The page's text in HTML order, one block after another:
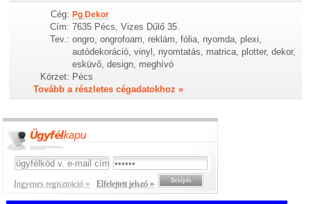
Cég: Pg Dekor
Cím: 7635 Pécs, Vizes Dűlő 35.
Tev.: ongro, ongrofoam, reklám, fólia, nyomda, plexi,
autódekoráció, vinyl, nyomtatás, matrica, plotter, dekor,
esküvő, design, meghívó
Körzet: Pécs
Tovább a részletes cégadatokhoz »
Ingyenes regisztráció » Elfelejtett jelszó »